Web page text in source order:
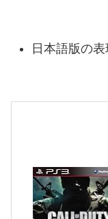
日本語版の表